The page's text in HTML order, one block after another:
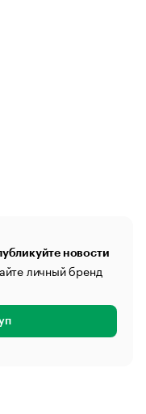
новости
личный бренд